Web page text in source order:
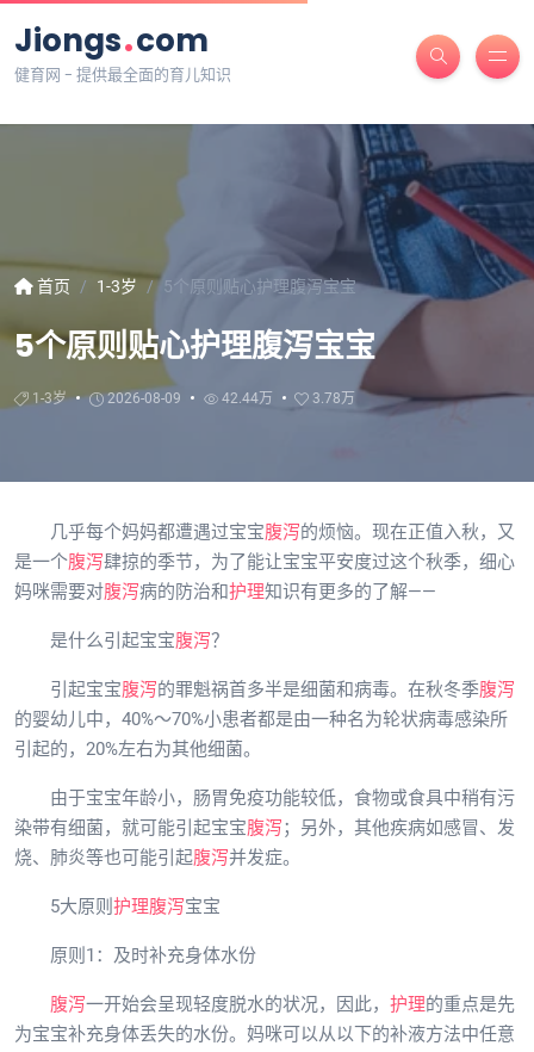
Jiongs.com
健育网 - 提供最全面的育儿知识
首页 1-3岁 5个原则贴心护理腹泻宝宝
5个原则贴心护理腹泻宝宝
1-3岁 2026-08-09 42.44万 3.78万
几乎每个妈妈都遭遇过宝宝腹泻的烦恼。现在正值入秋，又
是一个腹泻肆掠的季节，为了能让宝宝平安度过这个秋季，细心
妈咪需要对腹泻病的防治和护理知识有更多的了解——
是什么引起宝宝腹泻？
引起宝宝腹泻的罪魁祸首多半是细菌和病毒。在秋冬季腹泻
的婴幼儿中，40%～70%小患者都是由一种名为轮状病毒感染所
引起的，20%左右为其他细菌。
由于宝宝年龄小，肠胃免疫功能较低，食物或食具中稍有污
染带有细菌，就可能引起宝宝腹泻；另外，其他疾病如感冒、发
烧、肺炎等也可能引起腹泻并发症。
5大原则 护理腹泻宝宝
原则1：及时补充身体水份
腹泻一开始会呈现轻度脱水的状况，因此， 护理的重点是先
为宝宝补充身体丢失的水份。妈咪可以从以下的补液方法中任意